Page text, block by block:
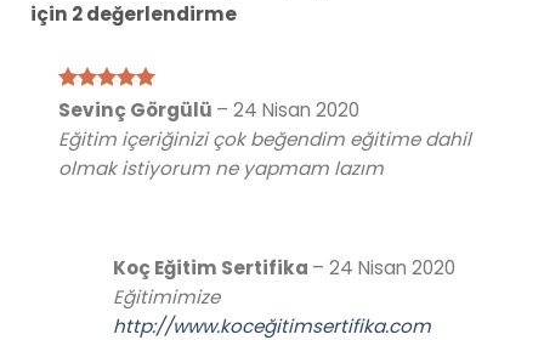
için 2 değerlendirme
5 üzerinden
oy aldı
Sevinç Görgülü – 24 Nisan 2020
Eğitim içeriğinizi çok beğendim eğitime dahil
olmak istiyorum ne yapmam lazım
Koç Eğitim Sertifika – 24 Nisan 2020
Eğitimimize
http://www.koceğitimsertifika.com